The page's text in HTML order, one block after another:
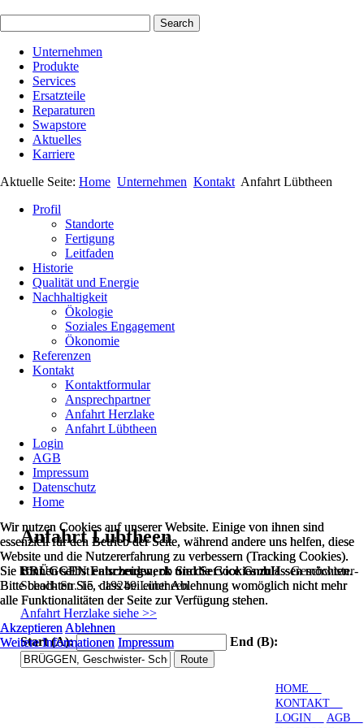
Unternehmen
Produkte
Services
Ersatzteile
Reparaturen
Swapstore
Aktuelles
Karriere
Aktuelle Seite: Home Unternehmen Kontakt Anfahrt Lübtheen
Profil
Standorte
Fertigung
Leitfaden
Historie
Qualität und Energie
Nachhaltigkeit
Ökologie
Soziales Engagement
Ökonomie
Referenzen
Kontakt
Kontaktformular
Ansprechpartner
Anfahrt Herzlake
Anfahrt Lübtheen
Login
AGB
Impressum
Datenschutz
Home
Anfahrt Lübtheen
BRÜGGEN Fahrzeugwerk und Service GmbH· Geschwister-
Scholl- Str. 15 · 19249 Lübtheen
Anfahrt Herzlake siehe >>
Start (A): End (B):
Wir nutzen Cookies auf unserer Website. Einige von ihnen sind
essenziell für den Betrieb der Seite, während andere uns helfen, diese
Website und die Nutzererfahrung zu verbessern (Tracking Cookies).
Sie können selbst entscheiden, ob Sie die Cookies zulassen möchten.
Bitte beachten Sie, dass bei einer Ablehnung womöglich nicht mehr
alle Funktionalitäten der Seite zur Verfügung stehen.
Akzeptieren Ablehnen
Weitere Informationen Impressum
HOME
KONTAKT
LOGIN
AGB
Wir nutzen Cookies auf unserer Website. Einige von ihnen sind
essenziell für den Betrieb der Seite, während andere uns helfen, diese
Website und die Nutzererfahrung zu verbessern (Tracking Cookies).
Sie können selbst entscheiden, ob Sie die Cookies zulassen möchten.
Bitte beachten Sie, dass bei einer Ablehnung womöglich nicht mehr
alle Funktionalitäten der Seite zur Verfügung stehen.
Akzeptieren Ablehnen
Weitere Informationen Impressum